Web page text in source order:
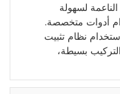
لسهولة
أدوات متخصصة.
نظام تثبيت
بسيطة،